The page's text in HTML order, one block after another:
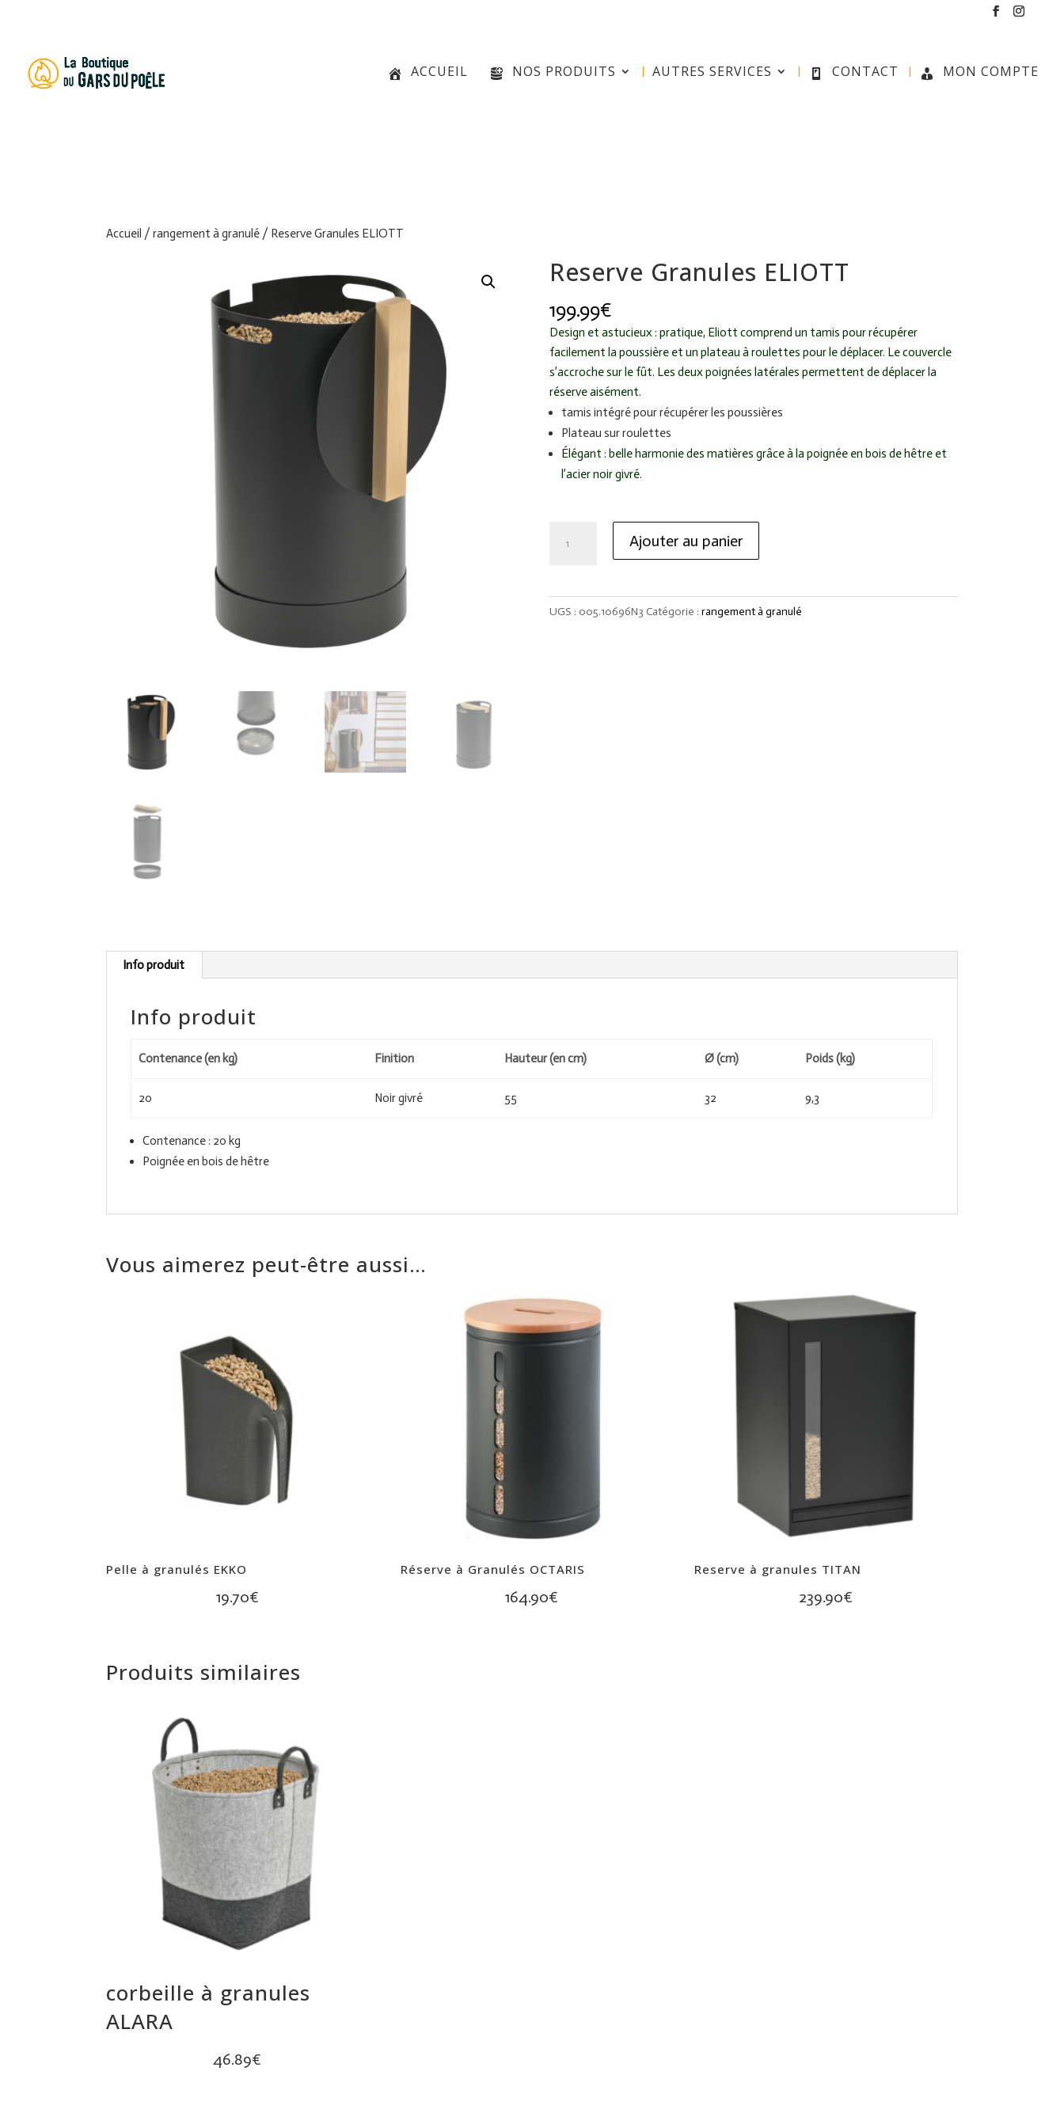
ACCUEIL NOS PRODUITS AUTRES SERVICES CONTACT MON COMPTE
Accueil /rangement à granulé / Reserve Granules ELIOTT
Reserve Granules ELIOTT
199.99€
Design et astucieux: pratique, Eliott comprend un tamis pour récupérer
facilement la poussière et un plateau à roulettes pour le déplacer. Le couvercle
s’accroche sur le fût. Les deux poignées latérales permettent de déplacer la
réserve aisément.
tamis intégré pour récupérer les poussières
Plateau sur roulettes
Élégant : belle harmonie des matières grâce à la poignée en bois de hêtre et
l’acier noir givré.
ELIOTT
Ajouter au panier
UGS : 005.10696N3 Catégorie : rangement à granulé
Info produit
Info produit
Contenance (en kg) Finition Hauteur (en cm) Ø (cm) Poids (kg)
20 Noir givré 55 32 9,3
Contenance : 20 kg
Poignée en bois de hêtre
Vous aimerez peut-être aussi…
Pelle à granulés EKKO
19.70€
Réserve à Granulés OCTARIS
164.90€
Reserve à granules TITAN
239.90€
Produits similaires
corbeille à granules
ALARA
46.89€